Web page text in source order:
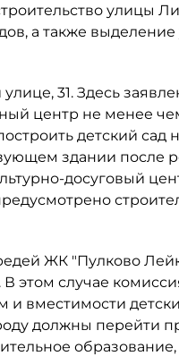
улицы
а также выделение
31. Здесь
центр не менее
детский сад
здании после
досуговый
ЖК "Пулково
этом случае
вместимости
должны перейти
образование,